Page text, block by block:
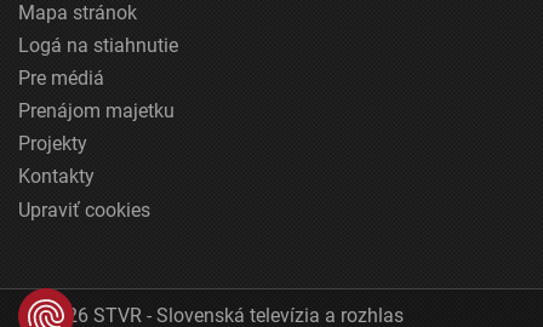
Mapa stránok
Logá na stiahnutie
Pre médiá
Prenájom majetku
Projekty
Kontakty
Upraviť cookies
© 2026 STVR - Slovenská televízia a rozhlas